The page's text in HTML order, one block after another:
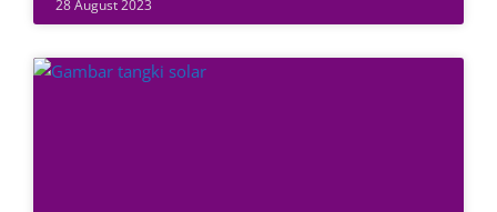
28 August 2023